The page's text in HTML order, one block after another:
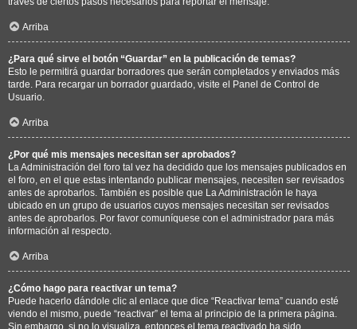
Arriba
¿Para qué sirve el botón “Guardar” en la publicación de temas?
Esto le permitirá guardar borradores que serán completados y enviados más
tarde. Para recargar un borrador guardado, visite el Panel de Control de
Usuario.
Arriba
¿Por qué mis mensajes necesitan ser aprobados?
La Administración del foro tal vez ha decidido que los mensajes publicados en
el foro, en el que estas intentando publicar mensajes, necesiten ser revisados
antes de aprobarlos. También es posible que La Administración le haya
ubicado en un grupo de usuarios cuyos mensajes necesitan ser revisados
antes de aprobarlos. Por favor comuníquese con el administrador para más
información al respecto.
Arriba
¿Cómo hago para reactivar un tema?
Puede hacerlo dándole clic al enlace que dice “Reactivar tema” cuando esté
viendo el mismo, puede “reactivar” el tema al principio de la primera página.
Sin embargo, si no lo visualiza, entonces el tema reactivado ha sido